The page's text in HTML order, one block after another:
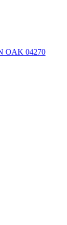
OAK 04270